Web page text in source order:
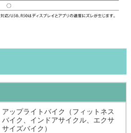
アップライトバイク（フィットネス
バイク、インドアサイクル、エクサ
サイズバイク）